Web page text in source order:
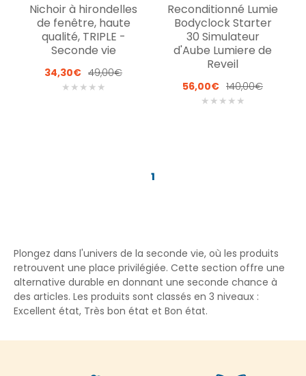
Nichoir à hirondelles
de fenêtre, haute
qualité, TRIPLE -
Seconde vie
34,30€ 49,00€
★ ★ ★ ★ ★
Reconditionné Lumie
Bodyclock Starter
30 Simulateur
d'Aube Lumiere de
Reveil
56,00€ 140,00€
★ ★ ★ ★ ★
1
Plongez dans l'univers de la seconde vie, où les produits
retrouvent une place privilégiée. Cette section offre une
alternative durable en donnant une seconde chance à
des articles. Les produits sont classés en 3 niveaux :
Excellent état, Très bon état et Bon état.